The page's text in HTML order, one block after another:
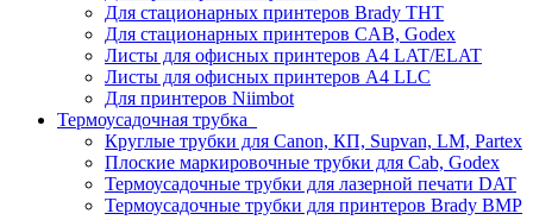
Для стационарных принтеров Brady THT
Для стационарных принтеров CAB, Godex
Листы для офисных принтеров А4 LAT/ELAT
Листы для офисных принтеров А4 LLC
Для принтеров Niimbot
Термоусадочная трубка
Круглые трубки для Canon, КП, Supvan, LM, Partex
Плоские маркировочные трубки для Cab, Godex
Термоусадочные трубки для лазерной печати DAT
Термоусадочные трубки для принтеров Brady BMP